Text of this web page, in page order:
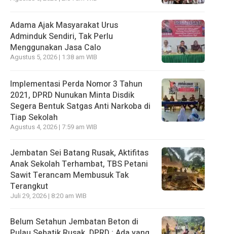
Adama Ajak Masyarakat Urus
Adminduk Sendiri, Tak Perlu
Menggunakan Jasa Calo
Agustus 5, 2026 | 1:38 am WIB
Implementasi Perda Nomor 3 Tahun
2021, DPRD Nunukan Minta Disdik
Segera Bentuk Satgas Anti Narkoba di
Tiap Sekolah
Agustus 4, 2026 | 7:59 am WIB
Jembatan Sei Batang Rusak, Aktifitas
Anak Sekolah Terhambat, TBS Petani
Sawit Terancam Membusuk Tak
Terangkut
Juli 29, 2026 | 8:20 am WIB
Belum Setahun Jembatan Beton di